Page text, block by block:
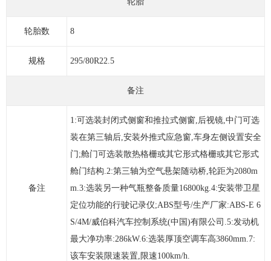
轮胎数 8
规格 295/80R22.5
备注
备注
1:可选装封闭式侧窗和推拉式侧窗,后视镜,中门可选
装在第三轴后,安装外推式应急窗,车身左侧设置安全
门;舱门可选装散热格栅或其它形式格栅或其它形式
舱门结构.2:第三轴为空气悬架随动桥,轮距为2080m
m.3:选装另一种气瓶整备质量16800kg.4:安装带卫星
定位功能的行驶记录仪;ABS型号/生产厂家:ABS-E 6
S/4M/威伯科汽车控制系统(中国)有限公司.5:发动机
最大净功率:286kW.6:选装厚顶空调车高3860mm.7:
该车安装限速装置,限速100km/h.